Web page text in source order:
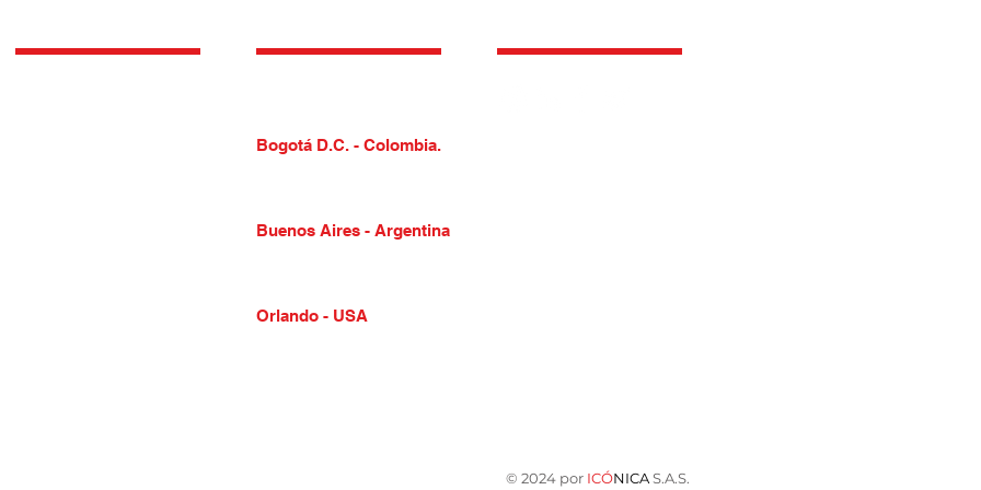
Bogotá D.C. - Colombia.
Buenos Aires - Argentina
Orlando - USA
© 2024 por ICÓNICAS.A.S.